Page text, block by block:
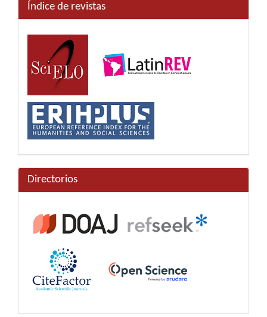
Índice de revistas
Directorios